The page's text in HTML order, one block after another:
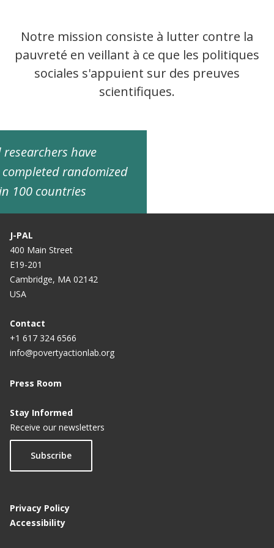
Notre mission consiste à lutter contre la
pauvreté en veillant à ce que les politiques
sociales s'appuient sur des preuves
scientifiques.
researchers have
randomized
100 countries
J-PAL
400 Main Street
E19-201
Cambridge, MA 02142
USA
Contact
+1 617 324 6566
info@povertyactionlab.org
Press Room
Stay Informed
Receive our newsletters
Subscribe
Privacy Policy
Accessibility